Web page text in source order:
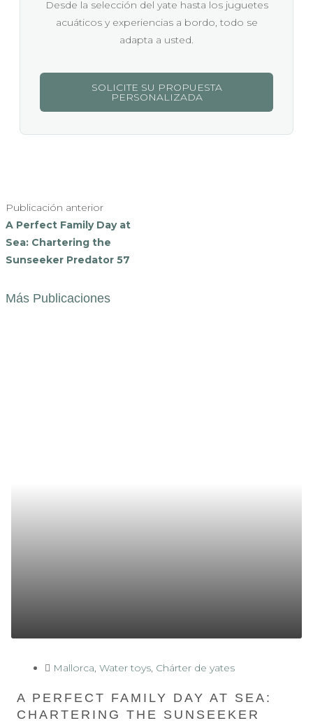
Desde la selección del yate hasta los juguetes
acuáticos y experiencias a bordo, todo se
adapta a usted.
SOLICITE SU PROPUESTA
PERSONALIZADA
Publicación anterior
A Perfect Family Day at
Sea: Chartering the
Sunseeker Predator 57
Más Publicaciones
Mallorca, Water toys, Chárter de yates
A PERFECT FAMILY DAY AT SEA:
CHARTERING THE SUNSEEKER